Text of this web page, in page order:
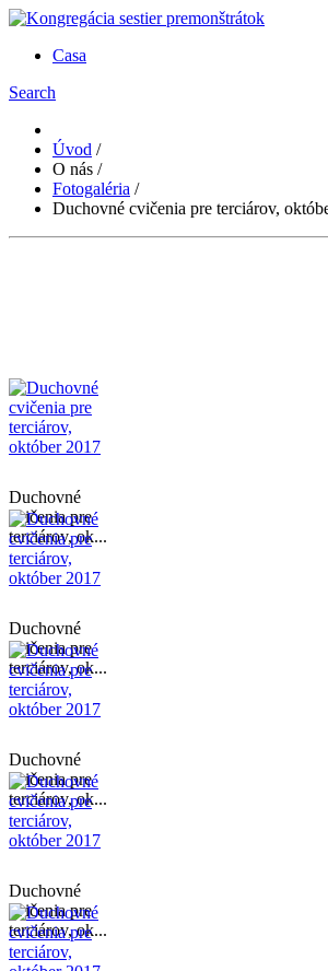
Casa
Search
Úvod /
O nás /
Fotogaléria /
Duchovné cvičenia pre terciárov,
Duchovné
cvičenia pre
terciárov, ok...
Duchovné
cvičenia pre
terciárov, ok...
Duchovné
cvičenia pre
terciárov, ok...
Duchovné
cvičenia pre
terciárov, ok...